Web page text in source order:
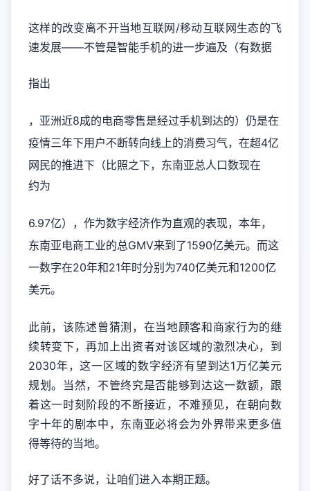
这样的改变离不开当地互联网/移动互联网生态的飞
速发展——不管是智能手机的进一步遍及（有数据
指出
，亚洲近8成的电商零售是经过手机到达的）仍是在
疫情三年下用户不断转向线上的消费习气，在超4亿
网民的推进下（比照之下，东南亚总人口数现在
约为
6.97亿），作为数字经济作为直观的表现，本年，
东南亚电商工业的总GMV来到了1590亿美元。而这
一数字在20年和21年时分别为740亿美元和1200亿
美元。
此前，该陈述曾猜测，在当地顾客和商家行为的继
续转变下，再加上出资者对该区域的激烈决心，到
2030年，这一区域的数字经济有望到达1万亿美元
规划。当然，不管终究是否能够到达这一数额，跟
着这一时刻阶段的不断接近，不难预见，在朝向数
字十年的剧本中，东南亚必将会为外界带来更多值
得等待的当地。
好了话不多说，让咱们进入本期正题。